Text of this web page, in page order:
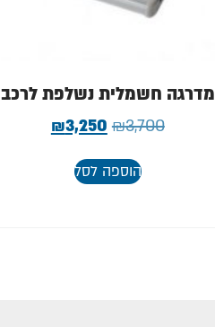
מדרגה חשמלית נשלפת לרכב
₪3,700
₪3,250
הוספה לסל